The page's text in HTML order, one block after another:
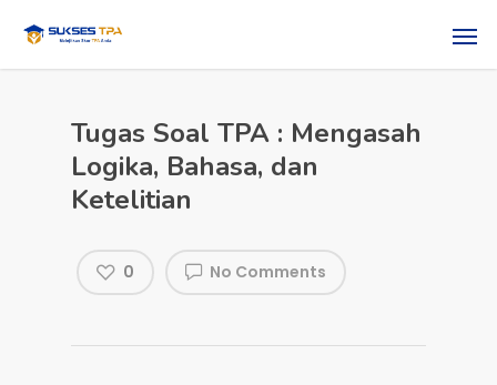
Tugas Soal TPA : Mengasah
Logika, Bahasa, dan
Ketelitian
No Comments
0